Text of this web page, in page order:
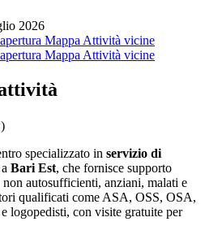
2026
Mappa Attività vicine
Mappa Attività vicine
specializzato in servizio di
a Bari Est, che fornisce supporto
autosufficienti, anziani, malati e
qualificati come ASA, OSS, OSA,
logopedisti, con visite gratuite per